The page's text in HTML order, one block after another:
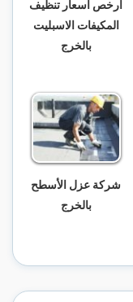
ارخص اسعار تنظيف
المكيفات الاسبليت
بالخرج
شركة عزل الأسطح
بالخرج